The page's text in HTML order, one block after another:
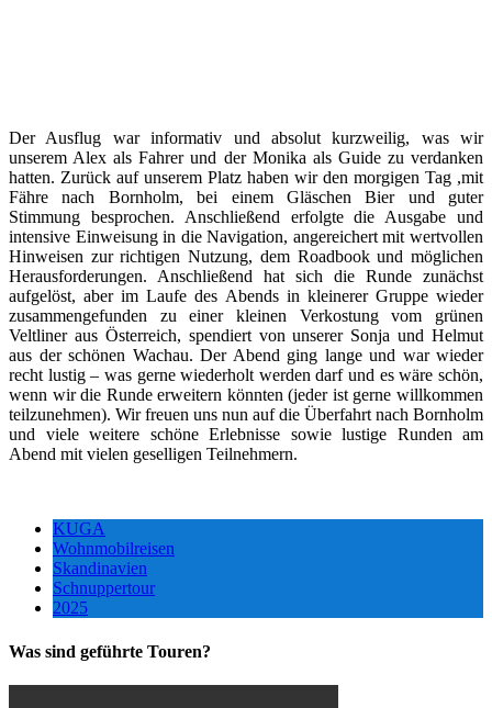
Der Ausflug war informativ und absolut kurzweilig, was wir
unserem Alex als Fahrer und der Monika als Guide zu verdanken
hatten. Zurück auf unserem Platz haben wir den morgigen Tag ,mit
Fähre nach Bornholm, bei einem Gläschen Bier und guter
Stimmung besprochen. Anschließend erfolgte die Ausgabe und
intensive Einweisung in die Navigation, angereichert mit wertvollen
Hinweisen zur richtigen Nutzung, dem Roadbook und möglichen
Herausforderungen. Anschließend hat sich die Runde zunächst
aufgelöst, aber im Laufe des Abends in kleinerer Gruppe wieder
zusammengefunden zu einer kleinen Verkostung vom grünen
Veltliner aus Österreich, spendiert von unserer Sonja und Helmut
aus der schönen Wachau. Der Abend ging lange und war wieder
recht lustig – was gerne wiederholt werden darf und es wäre schön,
wenn wir die Runde erweitern könnten (jeder ist gerne willkommen
teilzunehmen). Wir freuen uns nun auf die Überfahrt nach Bornholm
und viele weitere schöne Erlebnisse sowie lustige Runden am
Abend mit vielen geselligen Teilnehmern.
KUGA
Wohnmobilreisen
Skandinavien
Schnuppertour
2025
Was sind geführte Touren?